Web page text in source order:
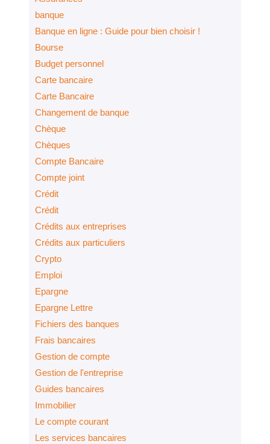
banque
Banque en ligne : Guide pour bien choisir !
Bourse
Budget personnel
Carte bancaire
Carte Bancaire
Changement de banque
Chèque
Chèques
Compte Bancaire
Compte joint
Crédit
Crédit
Crédits aux entreprises
Crédits aux particuliers
Crypto
Emploi
Epargne
Epargne Lettre
Fichiers des banques
Frais bancaires
Gestion de compte
Gestion de l'entreprise
Guides bancaires
Immobilier
Le compte courant
Les services bancaires